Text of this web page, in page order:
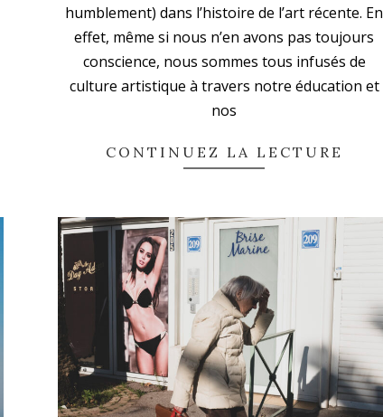
humblement) dans l’histoire de l’art récente. En
effet, même si nous n’en avons pas toujours
conscience, nous sommes tous infusés de
culture artistique à travers notre éducation et
nos
CONTINUEZ LA LECTURE